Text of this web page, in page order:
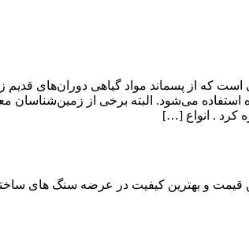
که از پسماند مواد گیاهی دوران‌های
استفاده می‌شود. البته برخی از
کرد . انواع […]
و بهترین کیفیت در عرضه سنگ های